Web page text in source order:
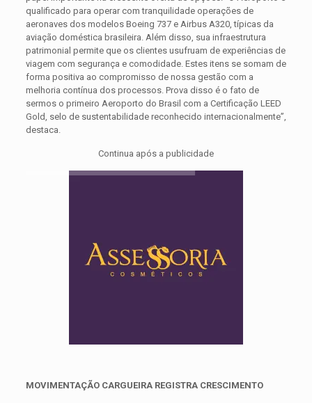
qualificado para operar com tranquilidade operações de
aeronaves dos modelos Boeing 737 e Airbus A320, típicas da
aviação doméstica brasileira. Além disso, sua infraestrutura
patrimonial permite que os clientes usufruam de experiências de
viagem com segurança e comodidade. Estes itens se somam de
forma positiva ao compromisso de nossa gestão com a
melhoria contínua dos processos. Prova disso é o fato de
sermos o primeiro Aeroporto do Brasil com a Certificação LEED
Gold, selo de sustentabilidade reconhecido internacionalmente”,
destaca.
Continua após a publicidade
MOVIMENTAÇÃO CARGUEIRA REGISTRA CRESCIMENTO